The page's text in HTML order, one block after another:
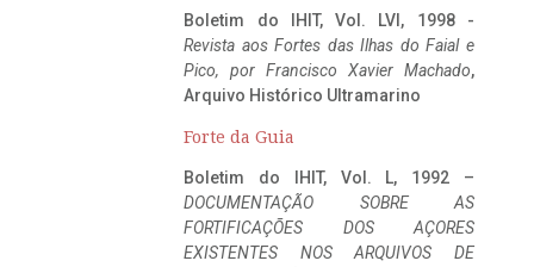
Boletim do IHIT, Vol. LVI, 1998 -
Revista aos Fortes das Ilhas do Faial e
Pico, por Francisco Xavier Machado,
Arquivo Histórico Ultramarino
Forte da Guia
Boletim do IHIT, Vol. L, 1992 –
DOCUMENTAÇÃO SOBRE AS
FORTIFICAÇÕES DOS AÇORES
EXISTENTES NOS ARQUIVOS DE